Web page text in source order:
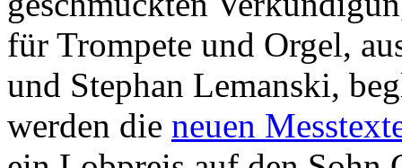
für Trompete und Orgel,
und Stephan Lemanski,
werden die neuen